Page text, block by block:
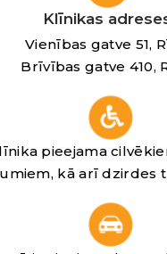
Klīnikas
Vienības gatve 51,
Brīvības gatve 410,
pieejama
kā arī dzirdes